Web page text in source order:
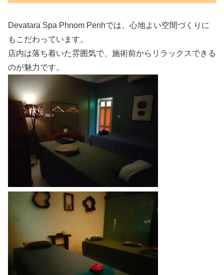
Devatara Spa Phnom Penhでは、心地よい空間づくりに
もこだわっています。
店内は落ち着いた雰囲気で、施術前からリラックスできる
のが魅力です。